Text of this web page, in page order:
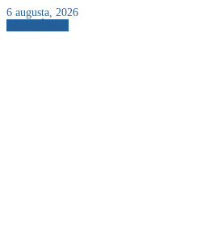
6 augusta, 2026